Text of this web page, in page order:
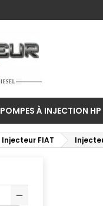
POMPES À INJECTION HP
Injecteur FIAT